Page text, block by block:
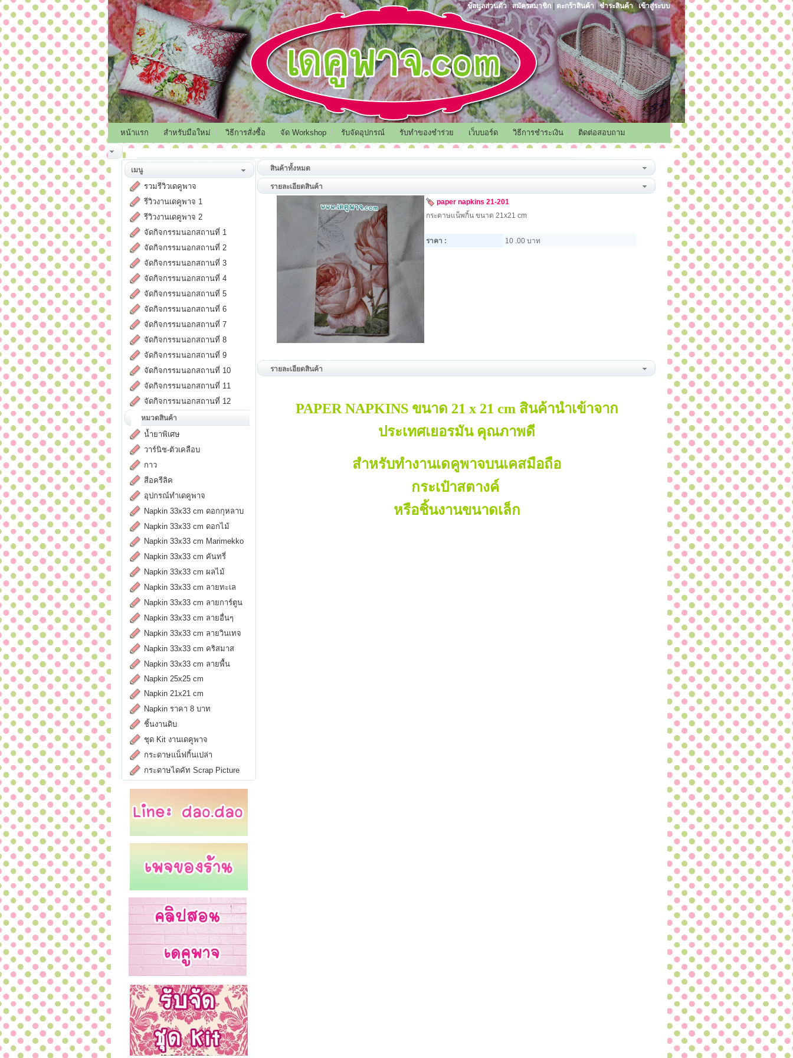
ข้อมูลส่วนตัว|สมัครสมาชิก ตะกร้าสินค้า |ชำระสินค้า|เข้าสู่ระบบ
หน้าแรก สำหรับมือใหม่ วิธีการสั่งซื้อ จัด Workshop รับจัดอุปกรณ์ รับทำของชำร่วย เว็บบอร์ด วิธีการชำระเงิน ติดต่อสอบถาม
เมนู
รวมรีวิวเดคูพาจ
รีวิวงานเดคูพาจ 1
รีวิวงานเดคูพาจ 2
จัดกิจกรรมนอกสถานที่ 1
จัดกิจกรรมนอกสถานที่ 2
จัดกิจกรรมนอกสถานที่ 3
จัดกิจกรรมนอกสถานที่ 4
จัดกิจกรรมนอกสถานที่ 5
จัดกิจกรรมนอกสถานที่ 6
จัดกิจกรรมนอกสถานที่ 7
จัดกิจกรรมนอกสถานที่ 8
จัดกิจกรรมนอกสถานที่ 9
จัดกิจกรรมนอกสถานที่ 10
จัดกิจกรรมนอกสถานที่ 11
จัดกิจกรรมนอกสถานที่ 12
หมวดสินค้า
น้ำยาพิเศษ
วาร์นิช-ตัวเคลือบ
กาว
สีอครีลิค
อุปกรณ์ทำเดคูพาจ
Napkin 33x33 cm ดอกกุหลาบ
Napkin 33x33 cm ดอกไม้
Napkin 33x33 cm Marimekko
Napkin 33x33 cm คันทรี่
Napkin 33x33 cm ผลไม้
Napkin 33x33 cm ลายทะเล
Napkin 33x33 cm ลายการ์ตูน
Napkin 33x33 cm ลายอื่นๆ
Napkin 33x33 cm ลายวินเทจ
Napkin 33x33 cm คริสมาส
Napkin 33x33 cm ลายพื้น
Napkin 25x25 cm
Napkin 21x21 cm
Napkin ราคา 8 บาท
ชิ้นงานดิบ
ชุด Kit งานเดคูพาจ
กระดาษแน็ฟกิ้นเปล่า
กระดาษไดคัท Scrap Picture
สินค้าทั้งหมด
รายละเอียดสินค้า
paper napkins 21-201
กระดาษแน็พกิ้น ขนาด 21x21 cm
ราคา : 10 .00 บาท
รายละเอียดสินค้า
PAPER NAPKINS ขนาด 21 x 21 cm สินค้านำเข้าจาก
ประเทศเยอรมัน คุณภาพดี
สำหรับทำงานเดคูพาจบนเคสมือถือ
กระเป๋าสตางค์
หรือชิ้นงานขนาดเล็ก